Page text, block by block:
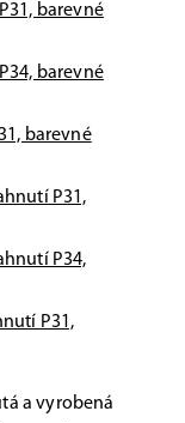
barevné
barevné
barevné
P31,
P34,
P31,
a vyrobená